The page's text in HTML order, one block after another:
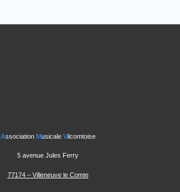
Association Musicale Vilcomtoise
5 avenue Jules Ferry
77174 – Villeneuve le Comte